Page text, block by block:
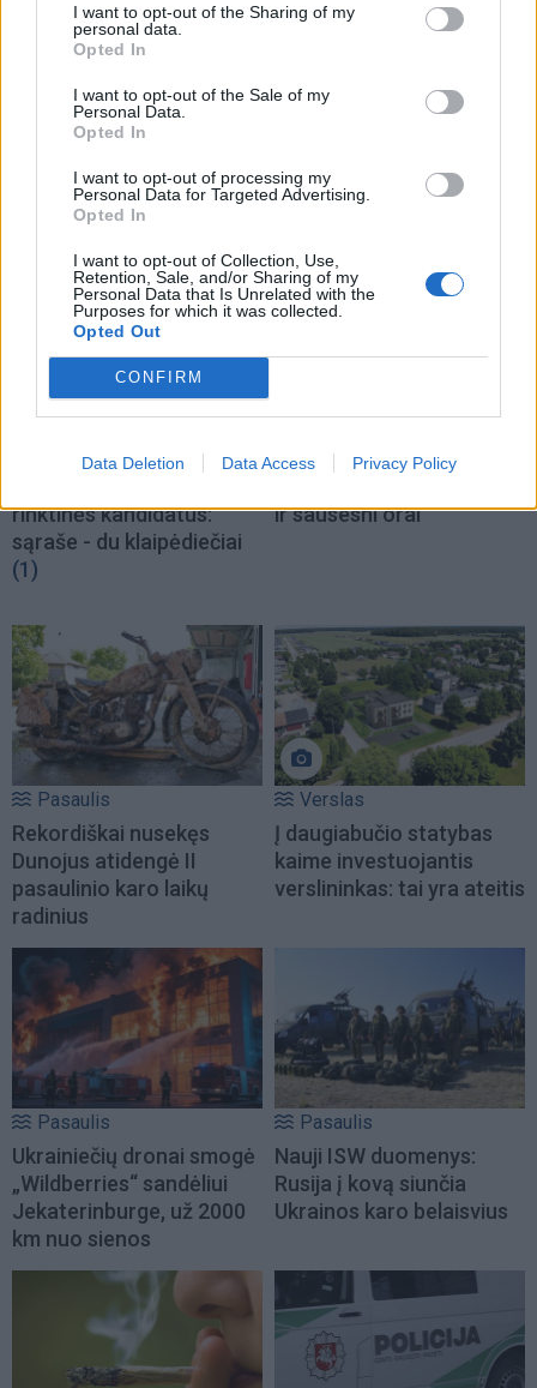
I want to opt-out of the Sharing of my
personal data.
Opted In
I want to opt-out of the Sale of my
Personal Data.
Opted In
I want to opt-out of processing my
Personal Data for Targeted Advertising.
Opted In
I want to opt-out of Collection, Use,
Retention, Sale, and/or Sharing of my
Personal Data that Is Unrelated with the
Purposes for which it was collected.
Opted Out
CONFIRM
Data Deletion Data Access Privacy Policy
NAUJI
Sportas
Rimas Kurtinaitis
rinktinės kandidatus:
sąraše - du klaipėdiečiai
(1)
Orai
Sinoptikė: savaitgalį
ir sausesni orai
Pasaulis
Rekordiškai nusekęs
Dunojus atidengė II
pasaulinio karo laikų
radinius
Verslas
Į daugiabučio statybas
kaime investuojantis
verslininkas: tai yra ateitis
Pasaulis
Ukrainiečių dronai smogė
„Wildberries“ sandėliui
Jekaterinburge, už 2000
km nuo sienos
Pasaulis
Nauji ISW duomenys:
Rusija į kovą siunčia
Ukrainos karo belaisvius